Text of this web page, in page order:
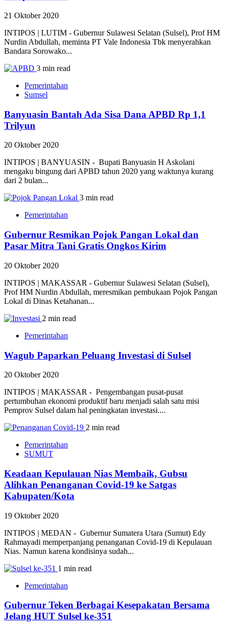
21 Oktober 2020
INTIPOS | LUTIM - Gubernur Sulawesi Selatan (Sulsel), Prof HM
Nurdin Abdullah, meminta PT Vale Indonesia Tbk menyerahkan
Bandara Sorowako...
3 min read
Pemerintahan
Sumsel
Banyuasin Bantah Ada Sisa Dana APBD Rp 1,1
Trilyun
20 Oktober 2020
INTIPOS | BANYUASIN - Bupati Banyuasin H Askolani
mengaku bingung dari APBD tahun 2020 yang waktunya kurang
dari 2 bulan...
3 min read
Pemerintahan
Gubernur Resmikan Pojok Pangan Lokal dan
Pasar Mitra Tani Gratis Ongkos Kirim
20 Oktober 2020
INTIPOS | MAKASSAR - Gubernur Sulawesi Selatan (Sulsel),
Prof HM Nurdin Abdullah, meresmikan pembukaan Pojok Pangan
Lokal di Dinas Ketahanan...
2 min read
Pemerintahan
Wagub Paparkan Peluang Investasi di Sulsel
20 Oktober 2020
INTIPOS | MAKASSAR - Pengembangan pusat-pusat
pertumbuhan ekonomi produktif baru menjadi salah satu misi
Pemprov Sulsel dalam hal peningkatan investasi....
2 min read
Pemerintahan
SUMUT
Keadaan Kepulauan Nias Membaik, Gubsu
Alihkan Penanganan Covid-19 ke Satgas
Kabupaten/Kota
19 Oktober 2020
INTIPOS | MEDAN - Gubernur Sumatera Utara (Sumut) Edy
Rahmayadi memperpanjang penanganan Covid-19 di Kepulauan
Nias. Namun karena kondisinya sudah...
1 min read
Pemerintahan
Gubernur Teken Berbagai Kesepakatan Bersama
Jelang HUT Sulsel ke-351